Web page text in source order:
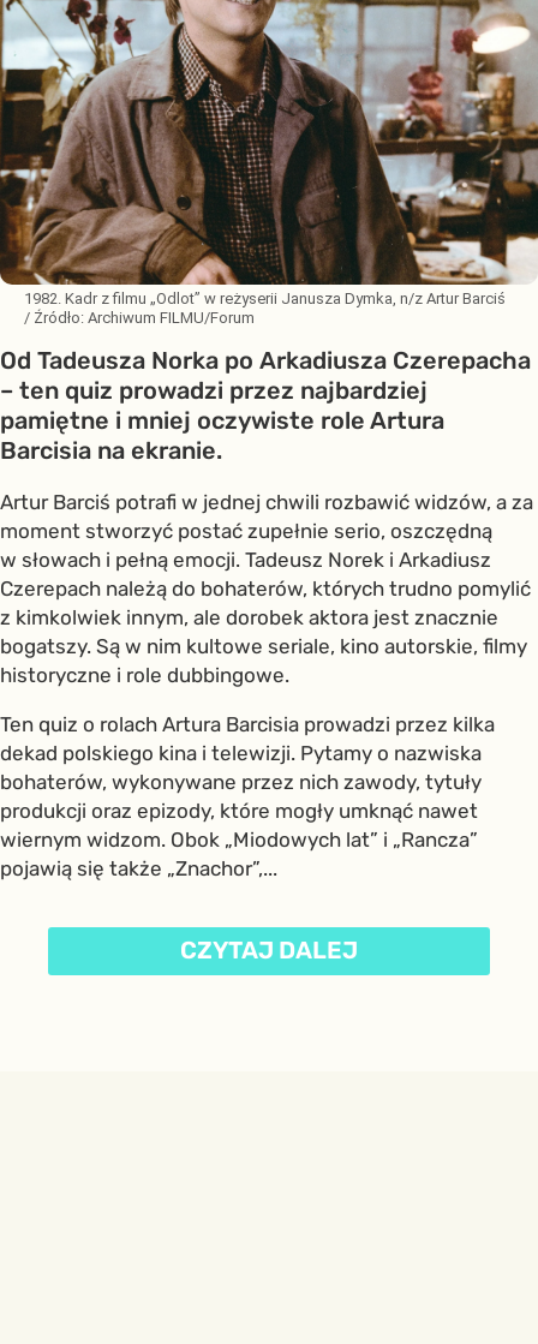
1982. Kadr z filmu „Odlot” w reżyserii Janusza Dymka, n/z Artur Barciś
/ Źródło: Archiwum FILMU/Forum
Od Tadeusza Norka po Arkadiusza Czerepacha
– ten quiz prowadzi przez najbardziej
pamiętne i mniej oczywiste role Artura
Barcisia na ekranie.
Artur Barciś potrafi w jednej chwili rozbawić widzów, a za
moment stworzyć postać zupełnie serio, oszczędną
w słowach i pełną emocji. Tadeusz Norek i Arkadiusz
Czerepach należą do bohaterów, których trudno pomylić
z kimkolwiek innym, ale dorobek aktora jest znacznie
bogatszy. Są w nim kultowe seriale, kino autorskie, filmy
historyczne i role dubbingowe.
Ten quiz o rolach Artura Barcisia prowadzi przez kilka
dekad polskiego kina i telewizji. Pytamy o nazwiska
bohaterów, wykonywane przez nich zawody, tytuły
produkcji oraz epizody, które mogły umknąć nawet
wiernym widzom. Obok „Miodowych lat” i „Rancza”
pojawią się także „Znachor”,...
CZYTAJ DALEJ